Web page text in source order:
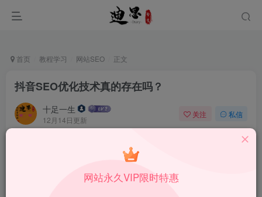
首页 教程学习 网站SEO 正文
抖音SEO优化技术真的存在吗？
十足一生
12月14日更新
关注 私信
本站所有内容来自互联网收集，仅供学习和交流，请勿用于商业
用途。如有侵权、不妥之处，请第一时间联系我们删除！
网站永久VIP限时特惠